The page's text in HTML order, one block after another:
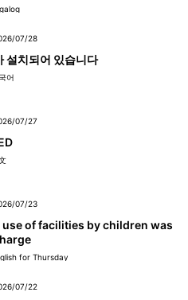
07/28
설치되어 있습니다
어
07/27
07/23
use of facilities by children was
for Thursday
07/22